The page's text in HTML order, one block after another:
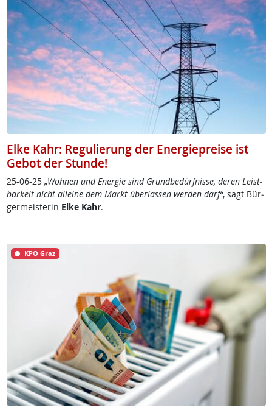
Elke Kahr: Regulierung der Energiepreise ist
Gebot der Stunde!
25-06-25 „Woh­nen und En­er­gie sind Grund­be­dürf­nis­se, de­ren Leist­
bar­keit nicht al­lei­ne dem Markt über­las­sen wer­den dar­f“, sag­t ­Bür­
ger­meis­te­rin El­ke Kahr.
KPÖ Graz